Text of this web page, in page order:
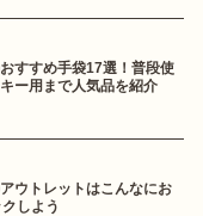
すすめ手袋17選！普段使
ー用まで人気品を紹介
ウトレットはこんなにお
しよう